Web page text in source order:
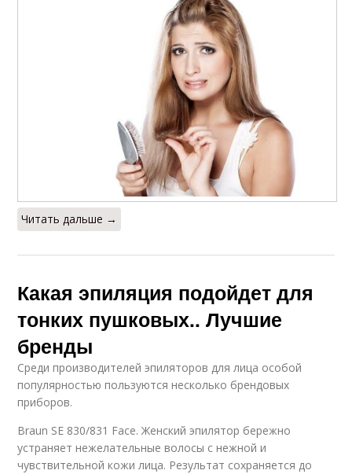
Читать дальше →
Какая эпиляция подойдет для
тонких пушковых.. Лучшие
бренды
Среди производителей эпиляторов для лица особой
популярностью пользуются несколько брендовых
приборов.
Braun SE 830/831 Face. Женский эпилятор бережно
устраняет нежелательные волосы с нежной и
чувствительной кожи лица. Результат сохраняется до